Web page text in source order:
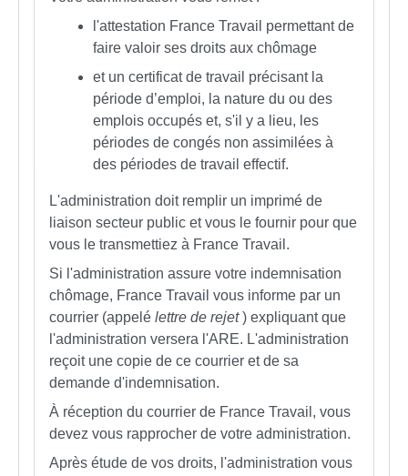
l'attestation France Travail permettant de
faire valoir ses droits aux chômage
et un certificat de travail précisant la
période d’emploi, la nature du ou des
emplois occupés et, s'il y a lieu, les
périodes de congés non assimilées à
des périodes de travail effectif.
L'administration doit remplir un imprimé de
liaison secteur public et vous le fournir pour que
vous le transmettiez à France Travail.
Si l'administration assure votre indemnisation
chômage, France Travail vous informe par un
courrier (appelé lettre de rejet ) expliquant que
l'administration versera l'ARE. L'administration
reçoit une copie de ce courrier et de sa
demande d'indemnisation.
À réception du courrier de France Travail, vous
devez vous rapprocher de votre administration.
Après étude de vos droits, l'administration vous